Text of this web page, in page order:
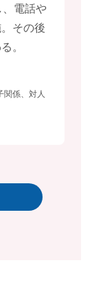
電話や
その後
。
関係、対人